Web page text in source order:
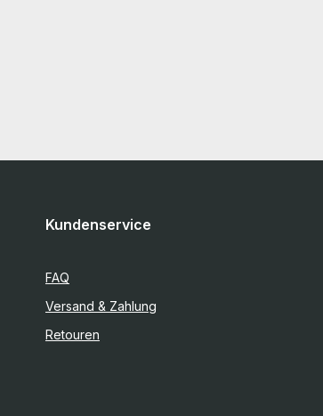
Kundenservice
FAQ
Versand & Zahlung
Retouren